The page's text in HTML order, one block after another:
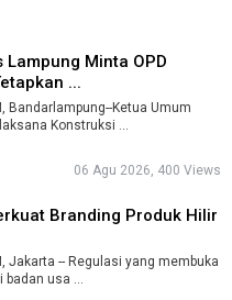
Lampung Minta OPD
Selektif Tetapkan ...
Bandarlampung--Ketua Umum
Konstruksi ...
06 Agu 2026, 400 Views
Jakarta -- Regulasi yang membuka
badan usa ...